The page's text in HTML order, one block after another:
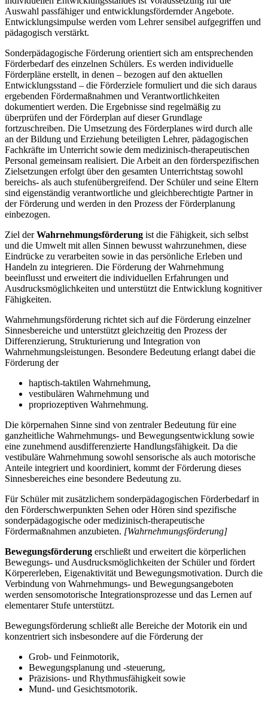
Auswahl passfähiger und entwicklungsfördernder Angebote.
Entwicklungsimpulse werden vom Lehrer sensibel aufgegriffen und
pädagogisch verstärkt.
Sonderpädagogische Förderung orientiert sich am entsprechenden
Förderbedarf des einzelnen Schülers. Es werden individuelle
Förderpläne erstellt, in denen – bezogen auf den aktuellen
Entwicklungsstand – die Förderziele formuliert und die sich daraus
ergebenden Fördermaßnahmen und Verantwortlichkeiten
dokumentiert werden. Die Ergebnisse sind regelmäßig zu
überprüfen und der Förderplan auf dieser Grundlage
fortzuschreiben. Die Umsetzung des Förderplanes wird durch alle
an der Bildung und Erziehung beteiligten Lehrer, pädagogischen
Fachkräfte im Unterricht sowie dem medizinisch-therapeutischen
Personal gemeinsam realisiert. Die Arbeit an den förderspezifischen
Zielsetzungen erfolgt über den gesamten Unterrichtstag sowohl
bereichs- als auch stufenübergreifend. Der Schüler und seine Eltern
sind eigenständig verantwortliche und gleichberechtigte Partner in
der Förderung und werden in den Prozess der Förderplanung
einbezogen.
Ziel derWahrnehmungsförderung ist die Fähigkeit, sich selbst
und die Umwelt mit allen Sinnen bewusst wahrzunehmen, diese
Eindrücke zu verarbeiten sowie in das persönliche Erleben und
Handeln zu integrieren. Die Förderung der Wahrnehmung
beeinflusst und erweitert die individuellen Erfahrungen und
Ausdrucksmöglichkeiten und unterstützt die Entwicklung kognitiver
Fähigkeiten.
Wahrnehmungsförderung richtet sich auf die Förderung einzelner
Sinnesbereiche und unterstützt gleichzeitig den Prozess der
Differenzierung, Strukturierung und Integration von
Wahrnehmungsleistungen. Besondere Bedeutung erlangt dabei die
Förderung der
haptisch-taktilen Wahrnehmung,
vestibulären Wahrnehmung und
propriozeptiven Wahrnehmung.
Die körpernahen Sinne sind von zentraler Bedeutung für eine
ganzheitliche Wahrnehmungs- und Bewegungsentwicklung sowie
eine zunehmend ausdifferenzierte Handlungsfähigkeit. Da die
vestibuläre Wahrnehmung sowohl sensorische als auch motorische
Anteile integriert und koordiniert, kommt der Förderung dieses
Sinnesbereiches eine besondere Bedeutung zu.
Für Schüler mit zusätzlichem sonderpädagogischen Förderbedarf in
den Förderschwerpunkten Sehen oder Hören sind spezifische
sonderpädagogische oder medizinisch-therapeutische
Fördermaßnahmen anzubieten. [Wahrnehmungsförderung]
Bewegungsförderung erschließt und erweitert die körperlichen
Bewegungs- und Ausdrucksmöglichkeiten der Schüler und fördert
Körpererleben, Eigenaktivität und Bewegungsmotivation. Durch die
Verbindung von Wahrnehmungs- und Bewegungsangeboten
werden sensomotorische Integrationsprozesse und das Lernen auf
elementarer Stufe unterstützt.
Bewegungsförderung schließt alle Bereiche der Motorik ein und
konzentriert sich insbesondere auf die Förderung der
Grob- und Feinmotorik,
Bewegungsplanung und -steuerung,
Präzisions- und Rhythmusfähigkeit sowie
Mund- und Gesichtsmotorik.